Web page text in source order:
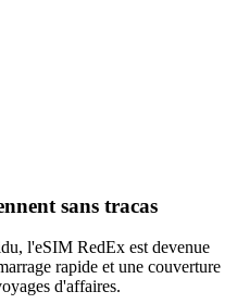
sans tracas
l'eSIM RedEx est devenue
rapide et une couverture
d'affaires.